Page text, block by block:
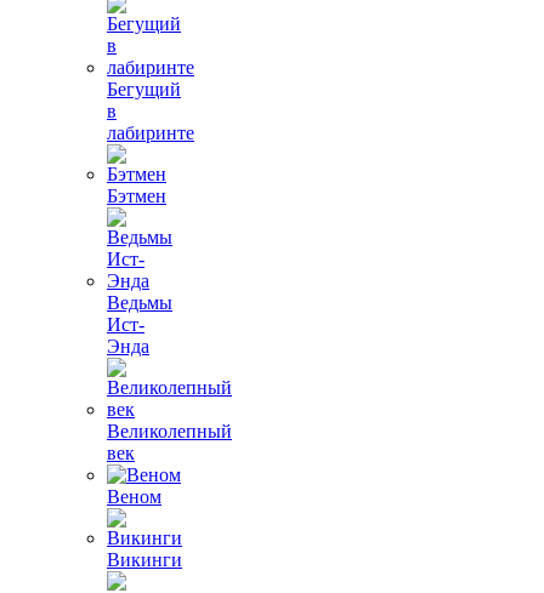
Бегущий
в
лабиринте
Бэтмен
Ведьмы
Ист-
Энда
Великолепный
век
Веном
Викинги